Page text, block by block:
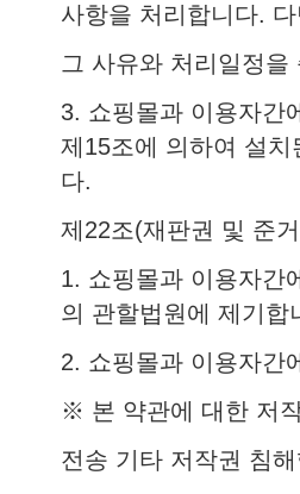
사항을 처리합니다.
그 사유와 처리일정
3. 쇼핑몰과 이용자간
제15조에 의하여 설
다.
제22조(재판권 및 준
1. 쇼핑몰과 이용자간
의 관할법원에 제기합
2. 쇼핑몰과 이용자간
※ 본 약관에 대한 저
전송 기타 저작권 침